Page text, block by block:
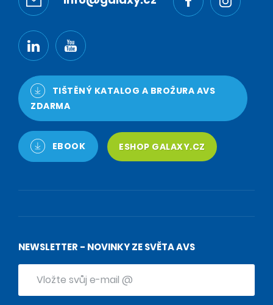
TIŠTĚNÝ KATALOG A BROŽURA AVS
ZDARMA
EBOOK ESHOP GALAXY.CZ
NEWSLETTER - NOVINKY ZE SVĚTA AVS